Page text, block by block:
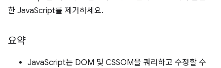
한 JavaScript를 제거하세요.
요약
JavaScript는 DOM 및 CSSOM을 쿼리하고 수정할 수